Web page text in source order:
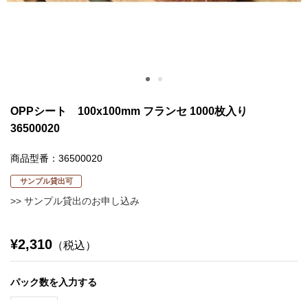
OPPシート 100x100mm フランセ 1000枚入り
36500020
商品型番：36500020
サンプル貸出可
>> サンプル貸出のお申し込み
¥2,310 （税込）
パック数を入力する